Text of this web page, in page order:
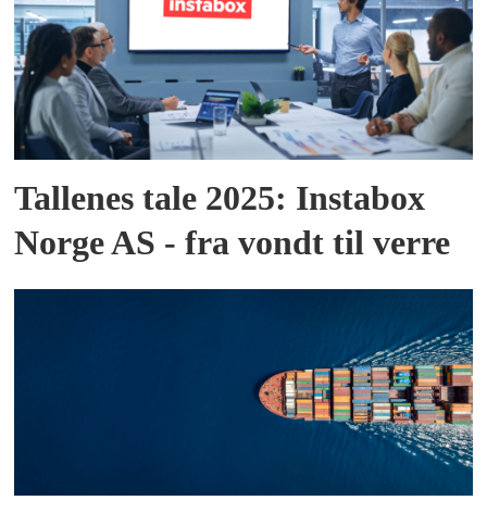
Tallenes tale 2025: Instabox
Norge AS - fra vondt til verre